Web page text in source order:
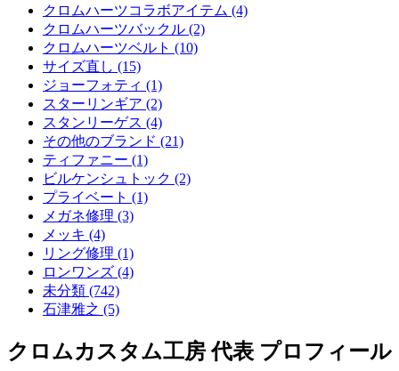
クロムハーツコラボアイテム (4)
クロムハーツバックル (2)
クロムハーツベルト (10)
サイズ直し (15)
ジョーフォティ (1)
スターリンギア (2)
スタンリーゲス (4)
その他のブランド (21)
ティファニー (1)
ビルケンシュトック (2)
プライベート (1)
メガネ修理 (3)
メッキ (4)
リング修理 (1)
ロンワンズ (4)
未分類 (742)
石津雅之 (5)
クロムカスタム工房 代表 プロフィール